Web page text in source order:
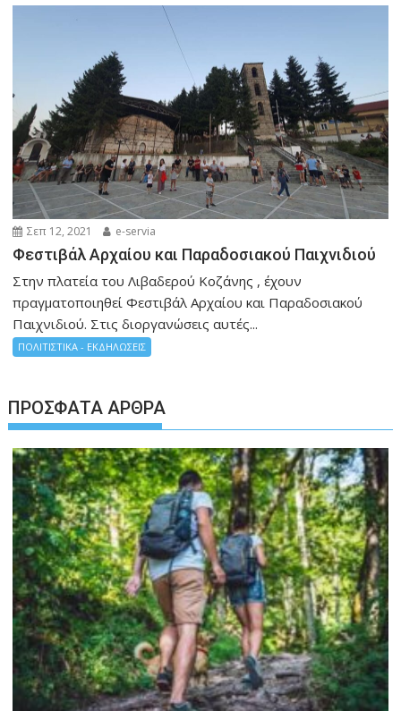
Σεπ 12, 2021 e-servia
Φεστιβάλ Αρχαίου και Παραδοσιακού Παιχνιδιού
Στην πλατεία του Λιβαδερού Κοζάνης , έχουν
πραγματοποιηθεί Φεστιβάλ Αρχαίου και Παραδοσιακού
Παιχνιδιού. Στις διοργανώσεις αυτές...
ΠΟΛΙΤΙΣΤΙΚΑ - ΕΚΔΗΛΩΣΕΙΣ
ΠΡΌΣΦΑΤΑ ΆΡΘΡΑ